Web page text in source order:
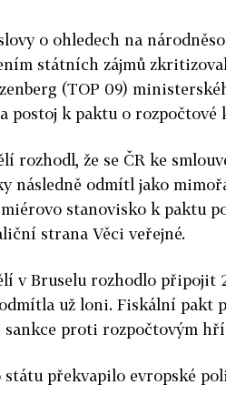
o ohledech na
státních zájmů
(TOP 09)
postoj k paktu o rozpočtové
rozhodl, že se ČR ke
následně odmítl jako
stanovisko k paktu
strana Věci veřejné.
v Bruselu rozhodlo připojit
už loni. Fiskální pakt
sankce proti rozpočtovým
státu překvapilo evropské